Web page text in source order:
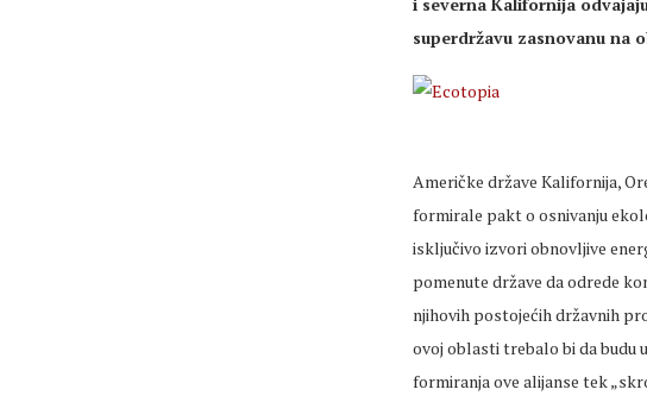
superdržavu zasnovanu na
Američke države Kalifornija,
formirale pakt o osnivanju
isključivo izvori obnovljive
pomenute države da odrede
njihovih postojećih državnih
ovoj oblasti trebalo bi da budu
formiranja ove alijanse tek